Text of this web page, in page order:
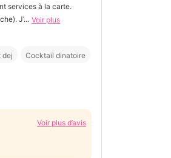
services à la carte.
J’... Voir plus
dej Cocktail dinatoire
Voir plus d’avis